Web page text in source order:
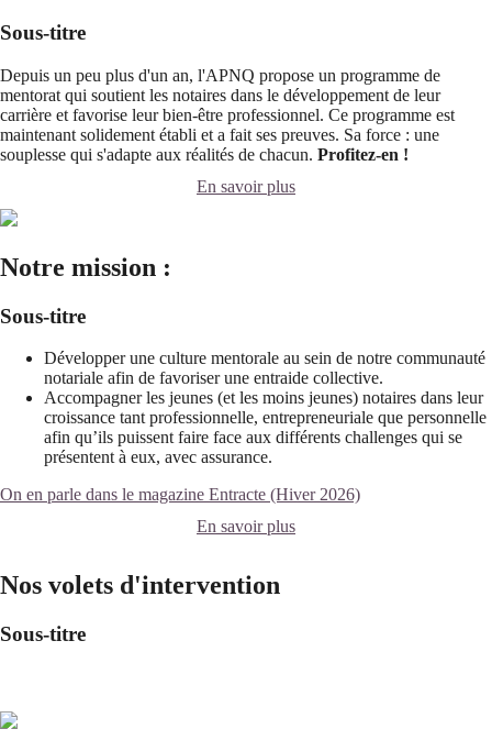
Sous-titre
Depuis un peu plus d'un an, l'APNQ propose un programme de
mentorat qui soutient les notaires dans le développement de leur
carrière et favorise leur bien-être professionnel. Ce programme est
maintenant solidement établi et a fait ses preuves. Sa force : une
souplesse qui s'adapte aux réalités de chacun. Profitez-en !
En savoir plus
Notre mission :
Sous-titre
Développer une culture mentorale au sein de notre communauté
notariale afin de favoriser une entraide collective.
Accompagner les jeunes (et les moins jeunes) notaires dans leur
croissance tant professionnelle, entrepreneuriale que personnelle
afin qu’ils puissent faire face aux différents challenges qui se
présentent à eux, avec assurance.
On en parle dans le magazine Entracte (Hiver 2026)
En savoir plus
Nos volets d'intervention
Sous-titre